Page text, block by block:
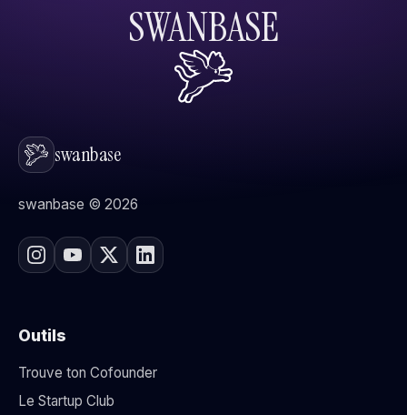
SWANBASE
swanbase
swanbase © 2026
Outils
Trouve ton Cofounder
Le Startup Club